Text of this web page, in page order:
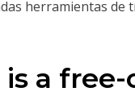
herramientas
a